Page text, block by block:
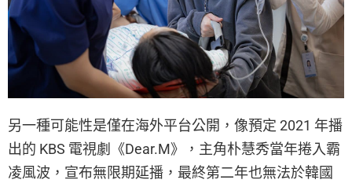
另一種可能性是僅在海外平台公開，像預定 2021 年播
出的 KBS 電視劇《Dear.M》，主角朴慧秀當年捲入霸
凌風波，宣布無限期延播，最終第二年也無法於韓國